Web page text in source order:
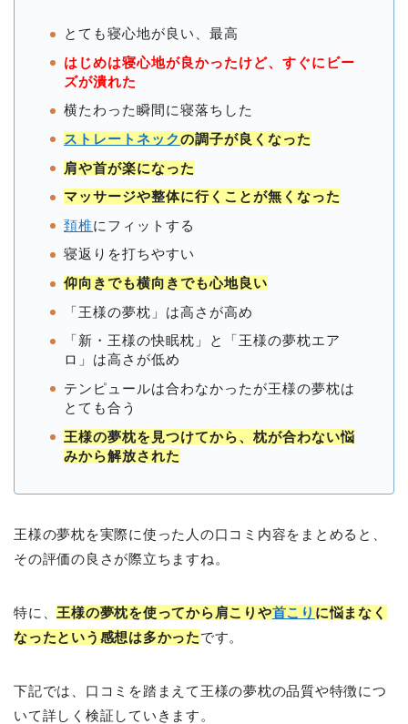
とても寝心地が良い、最高
はじめは寝心地が良かったけど、すぐにビー
ズが潰れた
横たわった瞬間に寝落ちした
ストレートネックの調子が良くなった
肩や首が楽になった
マッサージや整体に行くことが無くなった
頚椎にフィットする
寝返りを打ちやすい
仰向きでも横向きでも心地良い
「王様の夢枕」は高さが高め
「新・王様の快眠枕」と「王様の夢枕エア
ロ」は高さが低め
テンピュールは合わなかったが王様の夢枕は
とても合う
王様の夢枕を見つけてから、枕が合わない悩
みから解放された
王様の夢枕を実際に使った人の口コミ内容をまとめると、
その評価の良さが際立ちますね。
特に、 王様の夢枕を使ってから肩こりや首こり に悩まなく
なったという感想は多かったです。
下記では、口コミを踏まえて王様の夢枕の品質や特徴につ
いて詳しく検証していきます。